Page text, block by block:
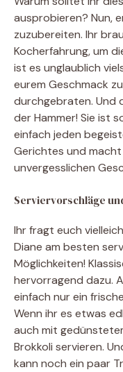
ausprobieren? Nun,
zuzubereiten. Ihr
Kocherfahrung, um
ist es unglaublich
eurem Geschmack
durchgebraten. Und
der Hammer! Sie ist
einfach jeden
Gerichtes und
unvergesslichen
Serviervorschläge
Ihr fragt euch
Diane am besten
Möglichkeiten!
hervorragend dazu.
einfach nur ein
Wenn ihr es etwas
auch mit
Brokkoli servieren.
kann noch ein paar